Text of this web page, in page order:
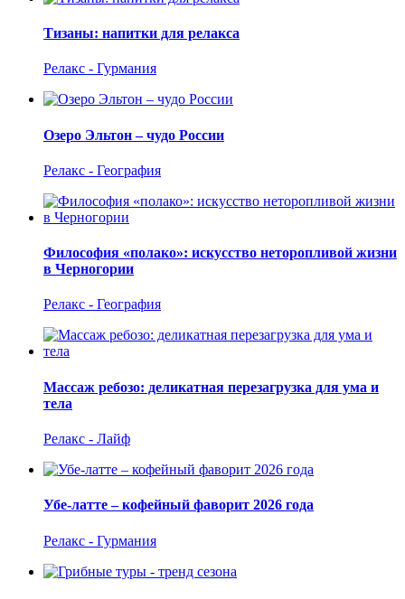
Тизаны: напитки для релакса
Релакс - Гурмания
Озеро Эльтон – чудо России
Релакс - География
Философия «полако»: искусство неторопливой жизни
в Черногории
Релакс - География
Массаж ребозо: деликатная перезагрузка для ума и
тела
Релакс - Лайф
Убе-латте – кофейный фаворит 2026 года
Релакс - Гурмания